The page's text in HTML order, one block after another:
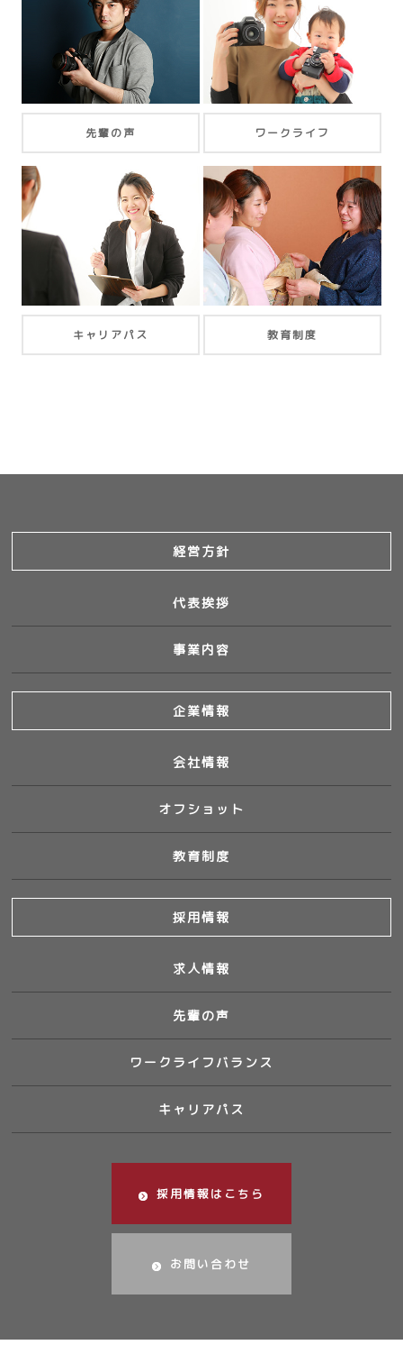
先輩の声 ワークライフ
キャリアパス 教育制度
経営方針
代表挨拶
事業内容
企業情報
会社情報
オフショット
教育制度
採用情報
求人情報
先輩の声
ワークライフバランス
キャリアパス
採用情報はこちら
お問い合わせ